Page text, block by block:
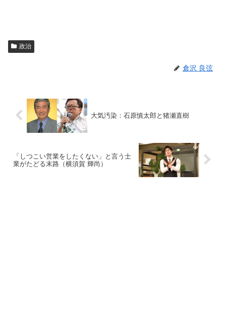
政治
倉沢 良弦
大気汚染：石原慎太郎と猪瀬直樹
「しつこい営業をしたくない」と言う士
業がたどる末路（横須賀 輝尚）